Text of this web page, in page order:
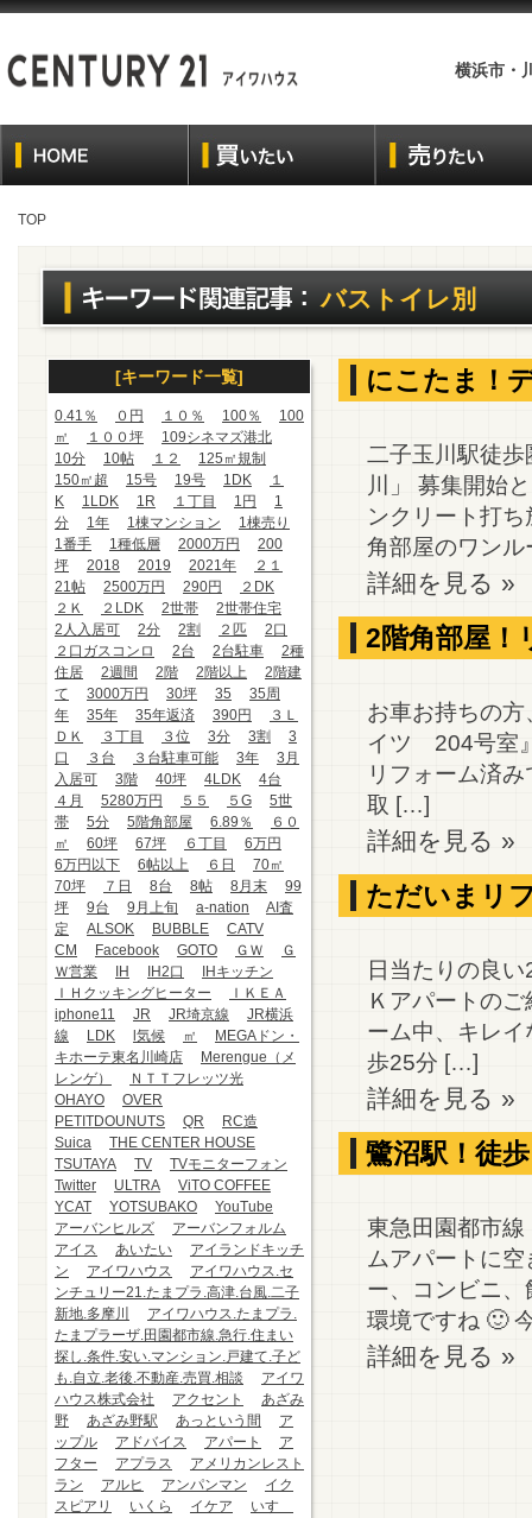
横浜市・
TOP
バストイレ別
[キーワード一覧]
0.41％ ０円 １０％ 100％
100
㎡
１００坪
109シネマズ港北
10分
10帖 １２
125㎡規制
150㎡超
15号 19号 1DK
１
K
1LDK 1R １丁目 1円
1
分
1年 1棟マンション
1棟売り
1番手
1種低層 2000万円
200
坪
2018 2019 2021年
２１
21帖
2500万円 290円
２DK
２Ｋ
２LDK 2世帯
2世帯住宅
2人入居可
2分 2割 ２匹
2口
２口ガスコンロ
2台 2台駐車
2種
住居
2週間 2階 2階以上
2階建
て
3000万円 30坪 35
35周
年
35年 35年返済 390円
３Ｌ
ＤＫ
３丁目 ３位 3分 3割
3
口
３台 ３台駐車可能 3年
3月
入居可
3階 40坪 4LDK
4台
４月
5280万円 ５５ ５G
5世
帯
5分 5階角部屋 6.89％
６０
㎡
60坪 67坪 ６丁目
6万円
6万円以下
6帖以上 ６日
70㎡
70坪
７日 8台 8帖 8月末
99
坪
9台 9月上旬 a-nation
AI査
定
ALSOK BUBBLE
CATV
CM
Facebook GOTO ＧＷ
Ｇ
Ｗ営業
IH IH2口
IHキッチン
ＩＨクッキングヒーター
ＩＫＥＡ
iphone11
JR JR埼京線
JR横浜
線
LDK l気候 ㎡
MEGAドン・
キホーテ東名川崎店
Merengue（メ
レンゲ）
ＮＴＴフレッツ光
OHAYO
OVER
PETITDOUNUTS
QR
RC造
Suica
THE CENTER HOUSE
TSUTAYA
TV
TVモニターフォン
Twitter
ULTRA
ViTO COFFEE
YCAT
YOTSUBAKO
YouTube
アーバンヒルズ
アーバンフォルム
アイス
あいたい
アイランドキッチ
ン
アイワハウス
アイワハウス.セ
ンチュリー21.たまプラ.高津.台風.二子
新地.多摩川
アイワハウス.たまプラ.
たまプラーザ.田園都市線.急行.住まい
探し.条件.安い.マンション.戸建て.子ど
も.自立.老後.不動産.売買.相談
アイワ
ハウス株式会社
アクセント
あざみ
野
あざみ野駅 あっという間
ア
ップル
アドバイス アパート
ア
フター
アプラス
アメリカンレスト
ラン
アルヒ アンパンマン
イク
スピアリ
いくら イケア
いすゞ
にこたま！
二子玉川駅徒
川」 募集開始
ンクリート打
角部屋のワン
詳細を見る »
2階角部屋！
お車お持ちの
イツ 204号室
リフォーム済
取 […]
詳細を見る »
ただいまリ
日当たりの良
Ｋアパートの
ーム中、キレ
歩25分 […]
詳細を見る »
鷺沼駅！徒
東急田園都市
ムアパートに
ー、コンビニ
環境ですね 🙂
詳細を見る »